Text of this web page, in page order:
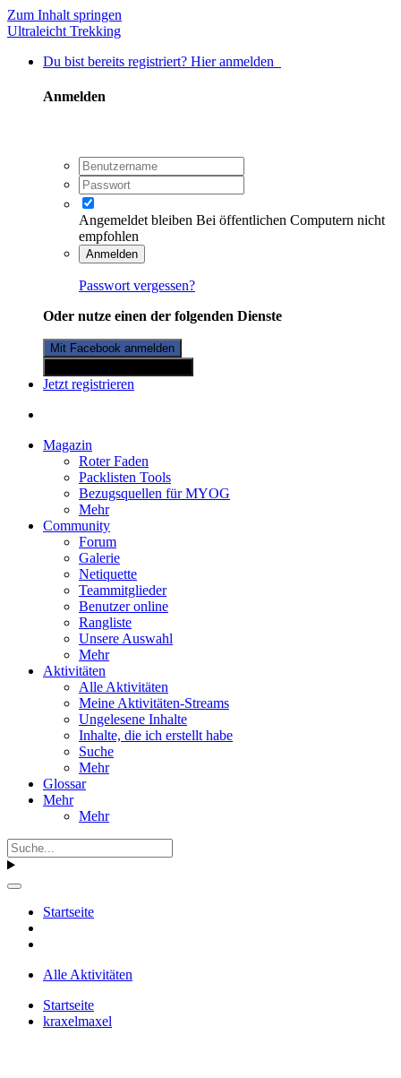
Zum Inhalt springen
Ultraleicht Trekking
Du bist bereits registriert? Hier anmelden
Anmelden
Angemeldet bleiben Bei öffentlichen Computern nicht
empfohlen
Anmelden
Passwort vergessen?
Oder nutze einen der folgenden Dienste
Mit Facebook anmelden
Jetzt registrieren
Magazin
Roter Faden
Packlisten Tools
Bezugsquellen für MYOG
Mehr
Community
Forum
Galerie
Netiquette
Teammitglieder
Benutzer online
Rangliste
Unsere Auswahl
Mehr
Aktivitäten
Alle Aktivitäten
Meine Aktivitäten-Streams
Ungelesene Inhalte
Inhalte, die ich erstellt habe
Suche
Mehr
Glossar
Mehr
Mehr
Startseite
Alle Aktivitäten
Startseite
kraxelmaxel